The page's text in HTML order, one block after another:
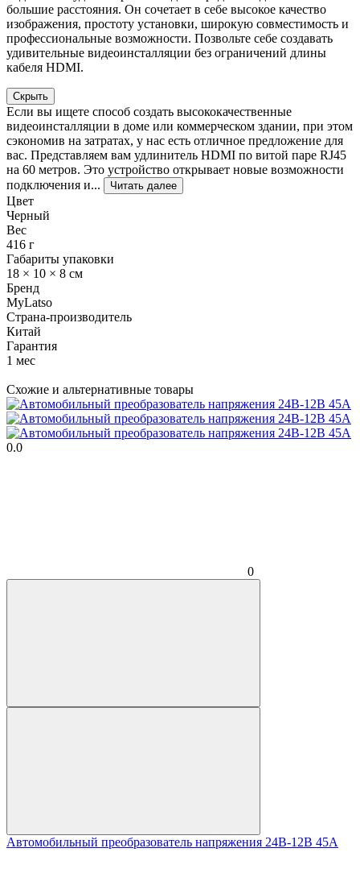
большие расстояния. Он сочетает в себе высокое качество
изображения, простоту установки, широкую совместимость и
профессиональные возможности. Позвольте себе создавать
удивительные видеоинсталляции без ограничений длины
кабеля HDMI.
Скрыть
Если вы ищете способ создать высококачественные
видеоинсталляции в доме или коммерческом здании, при этом
сэкономив на затратах, у нас есть отличное предложение для
вас. Представляем вам удлинитель HDMI по витой паре RJ45
на 60 метров. Это устройство открывает новые возможности
подключения и...
Читать далее
Цвет
Черный
Вес
416 г
Габариты упаковки
18 × 10 × 8 см
Бренд
MyLatso
Страна-производитель
Китай
Гарантия
1 мес
Схожие и альтернативные товары
0.0
0
Автомобильный преобразователь напряжения 24В-12В 45А